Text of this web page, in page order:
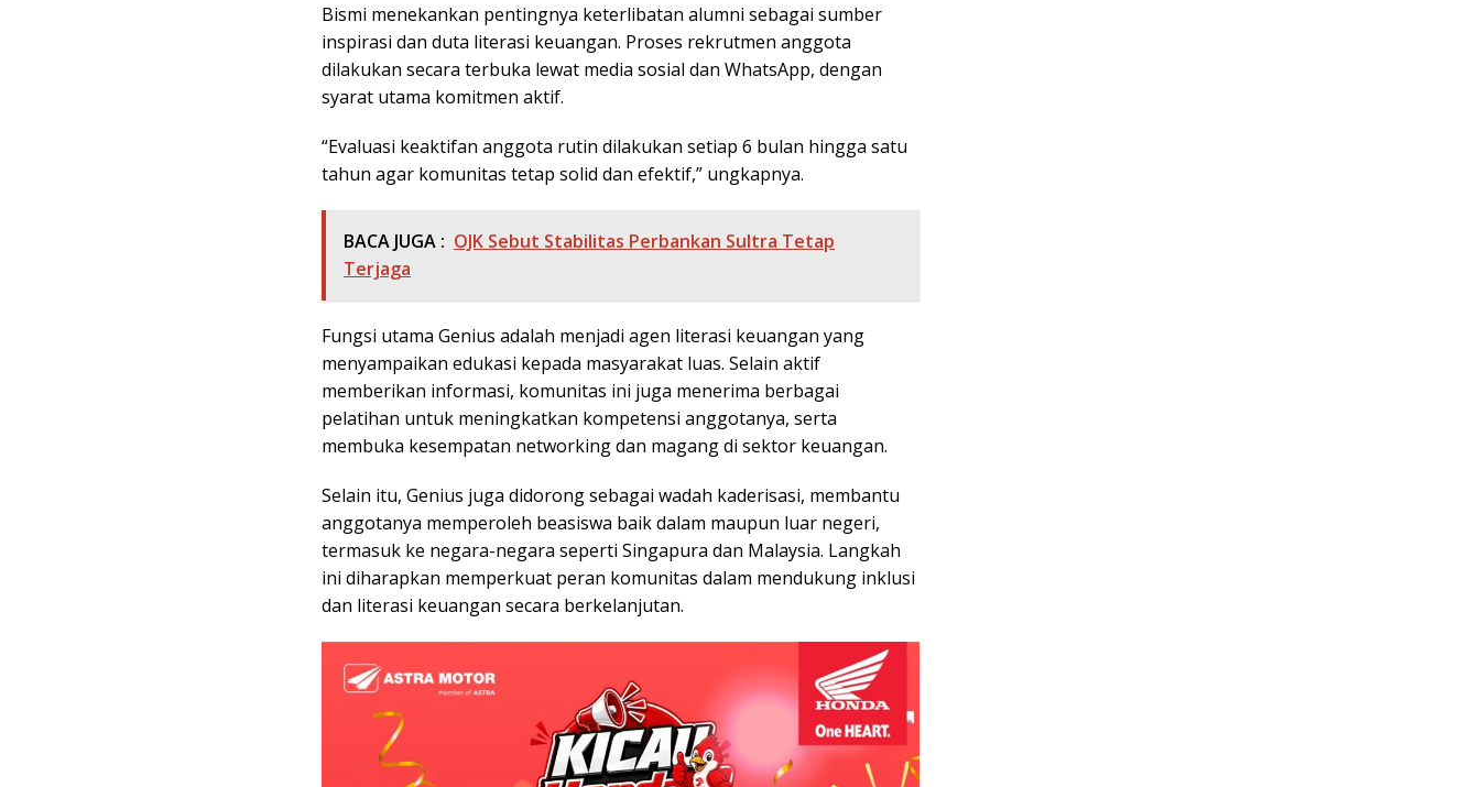
Bismi menekankan pentingnya keterlibatan alumni sebagai sumber
inspirasi dan duta literasi keuangan. Proses rekrutmen anggota
dilakukan secara terbuka lewat media sosial dan WhatsApp, dengan
syarat utama komitmen aktif.
“Evaluasi keaktifan anggota rutin dilakukan setiap 6 bulan hingga satu
tahun agar komunitas tetap solid dan efektif,” ungkapnya.
BACA JUGA : OJK Sebut Stabilitas Perbankan Sultra Tetap
Terjaga
Fungsi utama Genius adalah menjadi agen literasi keuangan yang
menyampaikan edukasi kepada masyarakat luas. Selain aktif
memberikan informasi, komunitas ini juga menerima berbagai
pelatihan untuk meningkatkan kompetensi anggotanya, serta
membuka kesempatan networking dan magang di sektor keuangan.
Selain itu, Genius juga didorong sebagai wadah kaderisasi, membantu
anggotanya memperoleh beasiswa baik dalam maupun luar negeri,
termasuk ke negara-negara seperti Singapura dan Malaysia. Langkah
ini diharapkan memperkuat peran komunitas dalam mendukung inklusi
dan literasi keuangan secara berkelanjutan.